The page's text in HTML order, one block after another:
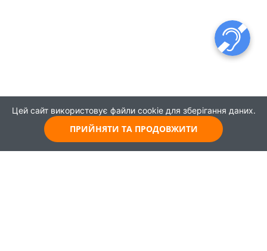
Цей сайт використовує файли cookie для зберігання даних.
ПРИЙНЯТИ ТА ПРОДОВЖИТИ